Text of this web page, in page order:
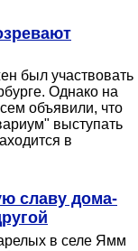
был участвовать
Однако на
объявили, что
выступать
в
славу дома-
в селе Ямм